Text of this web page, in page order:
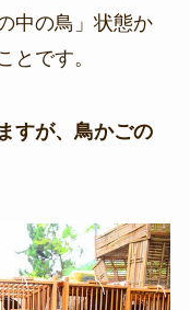
中の鳥」状態か
とです。
すが、鳥かごの